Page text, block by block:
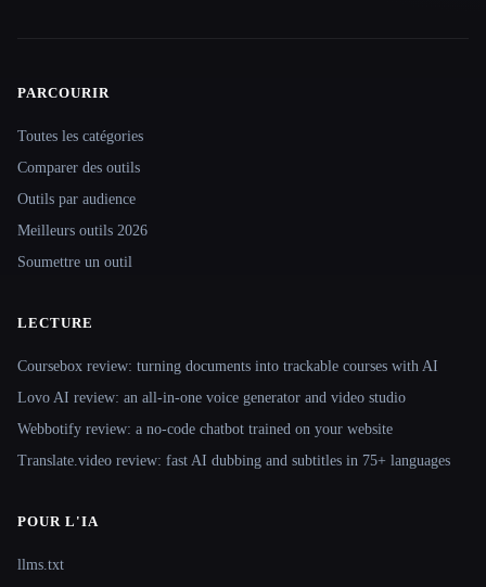
Site navigation
PARCOURIR
Toutes les catégories
Comparer des outils
Outils par audience
Meilleurs outils 2026
Soumettre un outil
LECTURE
Coursebox review: turning documents into trackable courses with AI
Lovo AI review: an all-in-one voice generator and video studio
Webbotify review: a no-code chatbot trained on your website
Translate.video review: fast AI dubbing and subtitles in 75+ languages
POUR L'IA
llms.txt